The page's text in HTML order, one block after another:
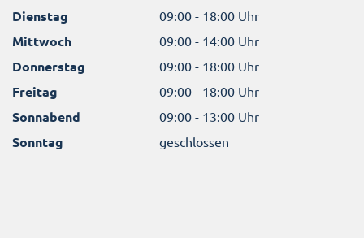
Dienstag 09:00 - 18:00 Uhr
Mittwoch 09:00 - 14:00 Uhr
Donnerstag 09:00 - 18:00 Uhr
Freitag 09:00 - 18:00 Uhr
Sonnabend 09:00 - 13:00 Uhr
Sonntag geschlossen